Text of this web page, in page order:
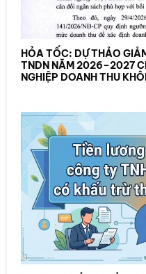
HỎA TỐC: DỰ THẢO
TNDN NĂM 2026–2027
NGHIỆP DOANH THU